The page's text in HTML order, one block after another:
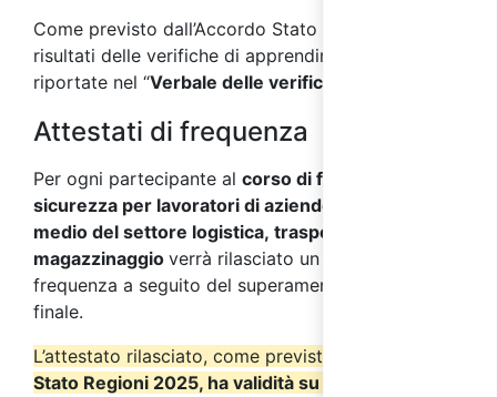
Come previsto dall’Accordo Stato Regioni 2025, i
risultati delle verifiche di apprendimento saranno
riportate nel “Verbale delle verifiche finali
Attestati di frequenza
Per ogni partecipante al corso di formazione sulla
sicurezza per lavoratori di aziende a rischio
medio del settore logistica, trasporto e
magazzinaggio verrà rilasciato un attestato di
frequenza a seguito del superamento del test
finale.
L’attestato rilasciato, come previsto dall’
Stato Regioni 2025, ha validità su tutto il territorio